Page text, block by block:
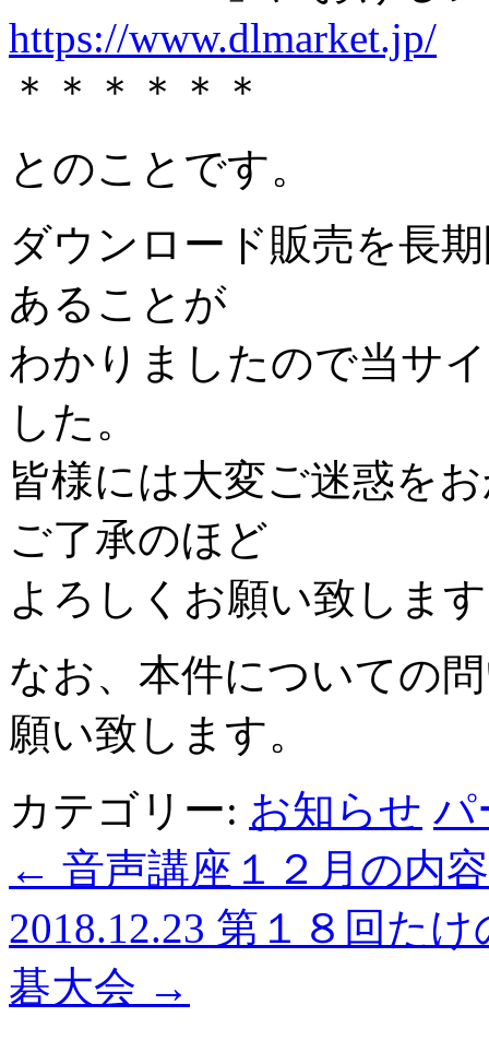
https://www.dlmarket.jp/
＊＊＊＊＊＊
とのことです。
ダウンロード販売を長
あることが
わかりましたので当サ
した。
皆様には大変ご迷惑を
ご了承のほど
よろしくお願い致しま
なお、本件についての
願い致します。
カテゴリー: お知らせ パ
← 音声講座１２月の内
2018.12.23 第１８回た
碁大会 →